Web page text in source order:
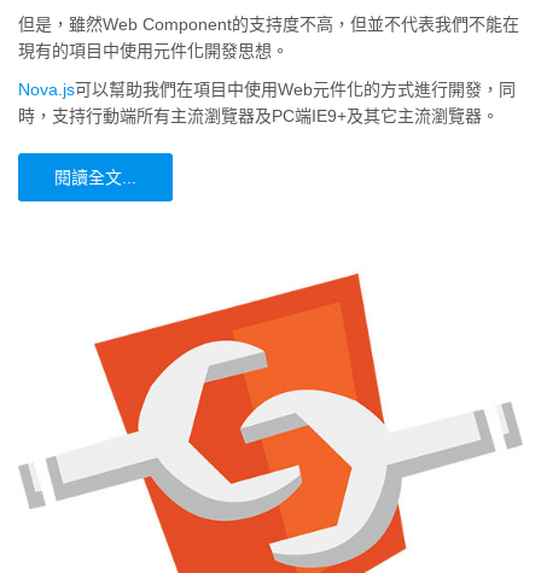
但是，雖然Web Component的支持度不高，但並不代表我們不能在
現有的項目中使用元件化開發思想。
Nova.js可以幫助我們在項目中使用Web元件化的方式進行開發，同
時，支持行動端所有主流瀏覽器及PC端IE9+及其它主流瀏覽器。
閱讀全文...